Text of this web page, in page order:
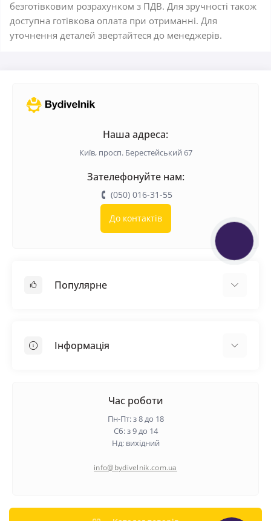
безготівковим розрахунком з ПДВ. Для зручності також
доступна готівкова оплата при отриманні. Для
уточнення деталей звертайтеся до менеджерів.
Наша адреса:
Київ, просп. Берестейський 67
Зателефонуйте нам:
(050) 016-31-55
До контактів
Популярне
Самовирівнююча суміш
Інформація
Гарантія та повернення
Політика конфіденційності
Час роботи
Пн-Пт: з 8 до 18
Сб: з 9 до 14
Нд: вихідний
info@bydivelnik.com.ua